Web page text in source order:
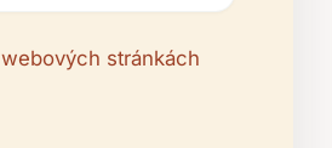
webových stránkách